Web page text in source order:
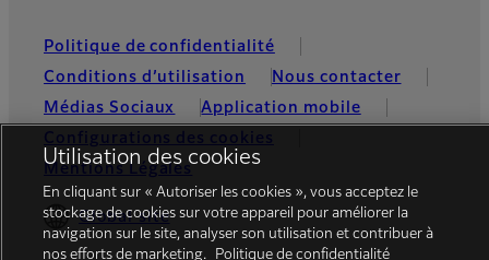
Politique de confidentialité
Conditions d’utilisation
Nous contacter
Médias Sociaux
Application mobile
Configurations des cookies
Mentions Légales
Global site
Utilisation des cookies
En cliquant sur « Autoriser les cookies », vous acceptez le
stockage de cookies sur votre appareil pour améliorer la
navigation sur le site, analyser son utilisation et contribuer à
nos efforts de marketing.
Politique de confidentialité